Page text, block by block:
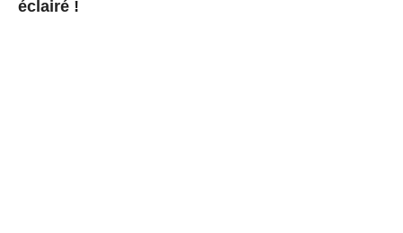
éclairé !